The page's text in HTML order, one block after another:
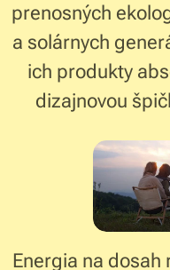
prenosných
a solárnych
ich produkty
dizajnovou
Energia na dosah